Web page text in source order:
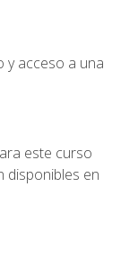
y acceso a una
este curso
disponibles en